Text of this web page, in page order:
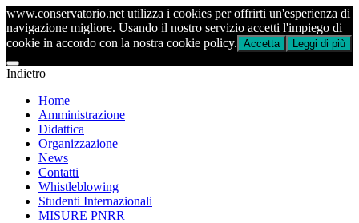
www.conservatorio.net utilizza i cookies per offrirti un'esperienza di
navigazione migliore. Usando il nostro servizio accetti l'impiego di
cookie in accordo con la nostra cookie policy. Accetta Leggi di più
Indietro
Home
Amministrazione
Didattica
Organizzazione
News
Contatti
Whistleblowing
Studenti Internazionali
MISURE PNRR